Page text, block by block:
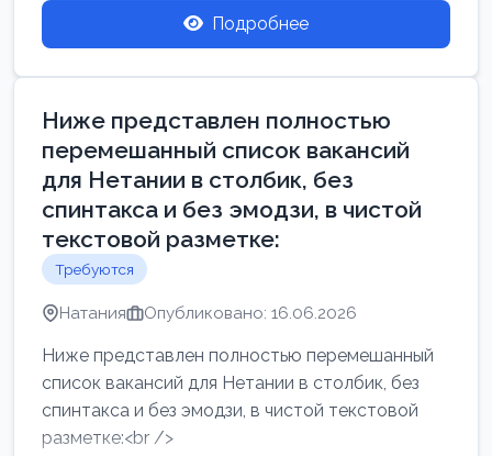
Подробнее
Ниже представлен полностью
перемешанный список вакансий
для Нетании в столбик, без
спинтакса и без эмодзи, в чистой
текстовой разметке:
Требуются
Натания Опубликовано: 16.06.2026
Ниже представлен полностью перемешанный
список вакансий для Нетании в столбик, без
спинтакса и без эмодзи, в чистой текстовой
разметке:<br />